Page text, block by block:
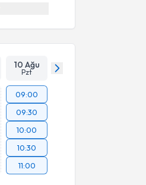
10 Ağu
Pzt
09:00
09:30
10:00
10:30
11:00